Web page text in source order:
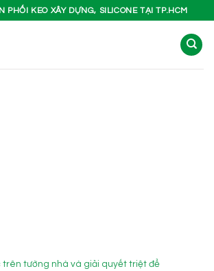
PHỐI KEO XÂY DỰNG, SILICONE TẠI TP.HCM
trên tường nhà và giải quyết triệt để